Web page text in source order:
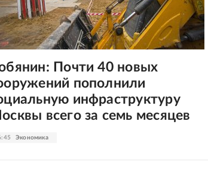
Экономика
Почти 40 новых
пополнили
инфраструктуру
всего за семь месяцев